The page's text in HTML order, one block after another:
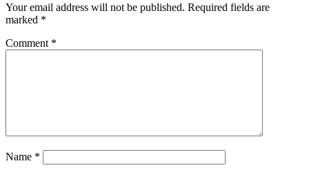
Your email address will not be published. Required fields are
marked *
Comment *
Name *